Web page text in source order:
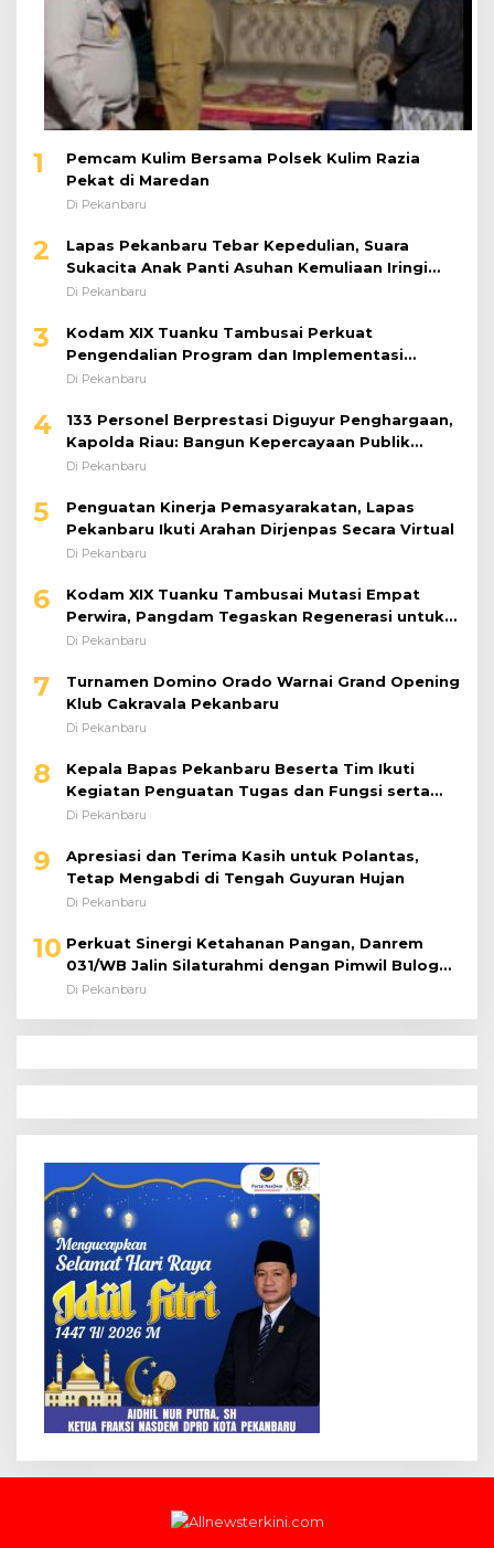
1
Pemcam Kulim Bersama Polsek Kulim Razia
Pekat di Maredan
Di Pekanbaru
2
Lapas Pekanbaru Tebar Kepedulian, Suara
Sukacita Anak Panti Asuhan Kemuliaan Iringi
Bantuan Sosial
Di Pekanbaru
3
Kodam XIX Tuanku Tambusai Perkuat
Pengendalian Program dan Implementasi
Doktrin TNI AD
Di Pekanbaru
4
133 Personel Berprestasi Diguyur Penghargaan,
Kapolda Riau: Bangun Kepercayaan Publik
dengan Karya Nyata
Di Pekanbaru
5
Penguatan Kinerja Pemasyarakatan, Lapas
Pekanbaru Ikuti Arahan Dirjenpas Secara Virtual
Di Pekanbaru
6
Kodam XIX Tuanku Tambusai Mutasi Empat
Perwira, Pangdam Tegaskan Regenerasi untuk
Perkuat Kinerja Satuan
Di Pekanbaru
7
Turnamen Domino Orado Warnai Grand Opening
Klub Cakravala Pekanbaru
Di Pekanbaru
8
Kepala Bapas Pekanbaru Beserta Tim Ikuti
Kegiatan Penguatan Tugas dan Fungsi serta
Paparan Penempatan WBP ke Lapas Terbuka
Di Pekanbaru
9
Apresiasi dan Terima Kasih untuk Polantas,
Tetap Mengabdi di Tengah Guyuran Hujan
Di Pekanbaru
10 Perkuat Sinergi Ketahanan Pangan, Danrem
031/WB Jalin Silaturahmi dengan Pimwil Bulog
Riau dan Kepri
Di Pekanbaru